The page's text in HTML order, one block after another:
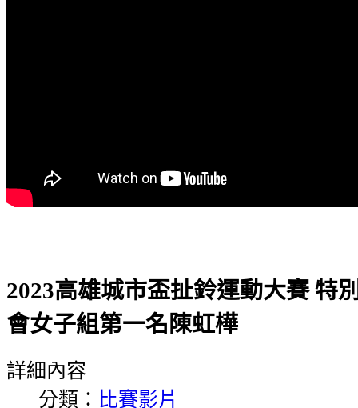
2023高雄城市盃扯鈴運動大賽 特
會女子組第一名陳虹樺
詳細內容
分類： 比賽影片